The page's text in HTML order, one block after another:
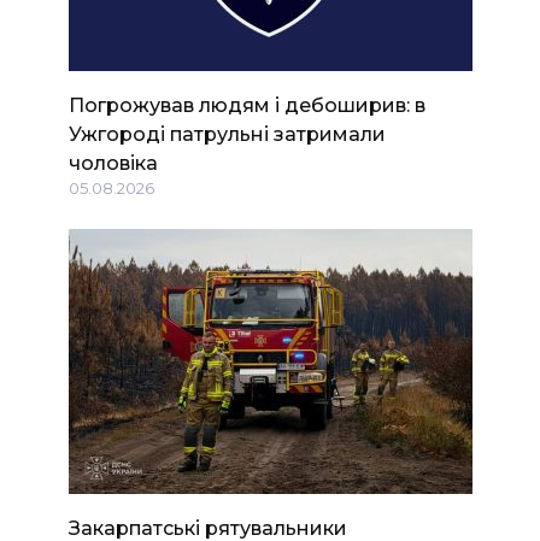
Погрожував людям і дебоширив: в
Ужгороді патрульні затримали
чоловіка
05.08.2026
Закарпатські рятувальники